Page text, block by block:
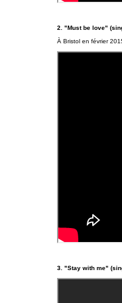
2. "Must be love"
À Bristol en février
3. "Stay with me"